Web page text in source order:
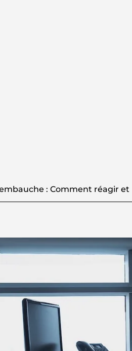
: Comment réagir